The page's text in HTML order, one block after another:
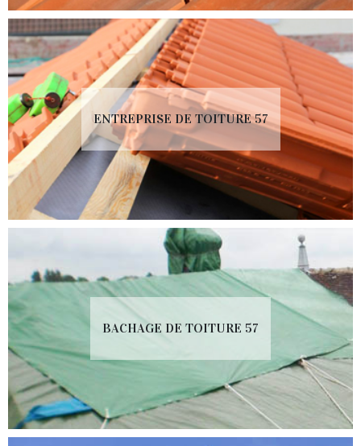
ENTREPRISE DE TOITURE 57
BACHAGE DE TOITURE 57